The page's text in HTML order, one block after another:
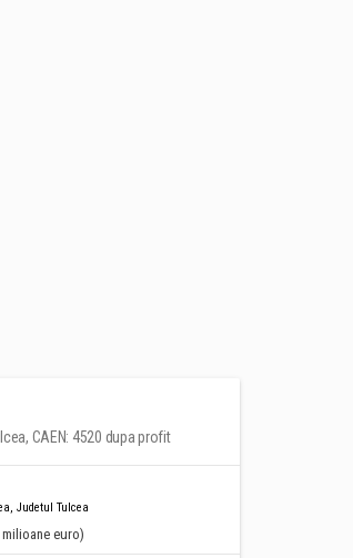
CAEN: 4520 dupa profit
Judetul Tulcea
milioane euro)